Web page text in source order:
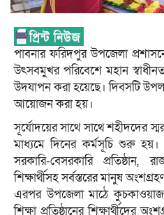
পাবনার ফরিদপুর উপজেলা
উৎসবমুখর পরিবেশে মহান
উদযাপন করা হয়েছে। দিবসটি
আয়োজন করা হয়।
সূর্যোদয়ের সাথে সাথে শহীদদের
মাধ্যমে দিনের কর্মসূচি শুরু হয়।
সরকারি-বেসরকারি প্রতিষ্ঠান,
শিক্ষার্থীসহ সর্বস্তরের মানুষ
এরপর উপজেলা মাঠে কুচকাওয়াজ,
শিক্ষা প্রতিষ্ঠানের শিক্ষার্থীদের